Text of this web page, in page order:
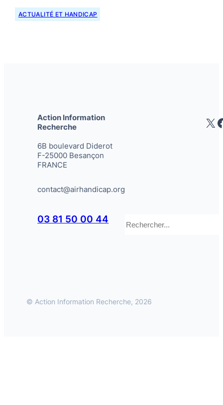
ACTUALITÉ ET HANDICAP
Action Information
Recherche
6B boulevard Diderot
F-25000 Besançon
FRANCE
contact@airhandicap.org
03 81 50 00 44
X
© Action Information Recherche, 2026